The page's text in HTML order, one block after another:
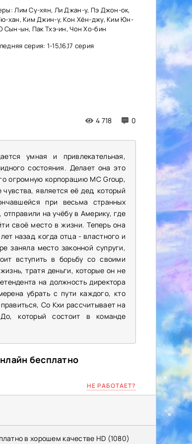
4 718 0
Лим Су-хян, Ли Джан-у, Пэ Джон-ок,
хан, Ким Джин-у, Кон Хён-джу, Ким Юн-
Сын-ын, Пак Тхэ-ин, Чон Хо-бин
серия: 1-15,16,17 серия
умная и привлекательная,
состояния. Делает она это
огромную корпорацию MC Group,
является её дед, который
при весьма странных
на учёбу в Америку, где
своё место в жизни. Теперь она
назад, когда отца - властного и
заняла место законной супруги,
вступить в борьбу со своими
тратя деньги, которые он не
на должность директора
убрать с пути каждого, кто
Со Кхи рассчитывает на
который состоит в команде
бесплатно
НЕ РАБОТАЕТ?
в хорошем качестве HD (1080)